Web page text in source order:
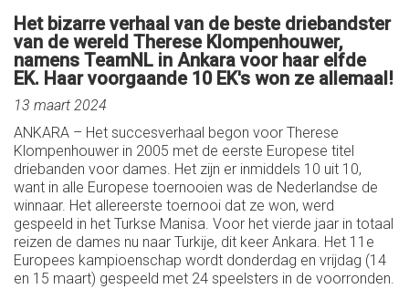
Het bizarre verhaal van de beste driebandster
van de wereld Therese Klompenhouwer,
namens TeamNL in Ankara voor haar elfde
EK. Haar voorgaande 10 EK's won ze allemaal!
13 maart 2024
ANKARA – Het succesverhaal begon voor Therese
Klompenhouwer in 2005 met de eerste Europese titel
driebanden voor dames. Het zijn er inmiddels 10 uit 10,
want in alle Europese toernooien was de Nederlandse de
winnaar. Het allereerste toernooi dat ze won, werd
gespeeld in het Turkse Manisa. Voor het vierde jaar in totaal
reizen de dames nu naar Turkije, dit keer Ankara. Het 11e
Europees kampioenschap wordt donderdag en vrijdag (14
en 15 maart) gespeeld met 24 speelsters in de voorronden.